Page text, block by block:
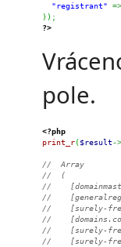
"registrant"
=>
) ) ;
?>
pole.
<?php
print_r($result->
//  Array
//  (
//
//
//    [surely-
//
//    [surely-free-
//    [surely-